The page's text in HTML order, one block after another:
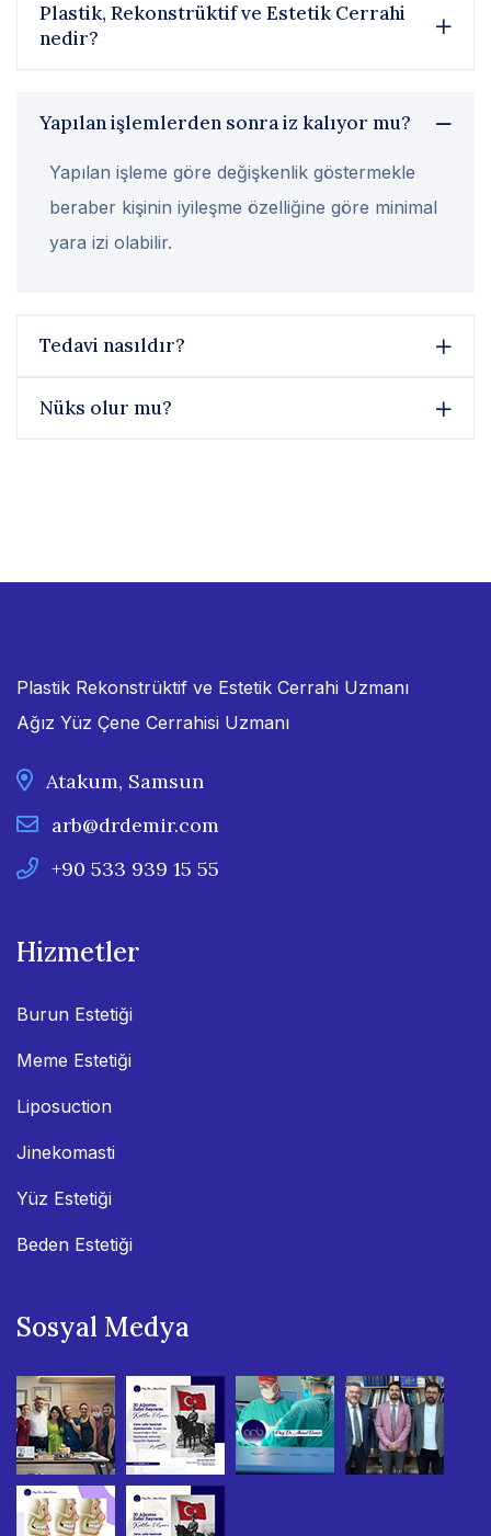
Plastik, Rekonstrüktif ve Estetik Cerrahi
nedir?
Yapılan işlemlerden sonra iz kalıyor mu?
Yapılan işleme göre değişkenlik göstermekle
beraber kişinin iyileşme özelliğine göre minimal
yara izi olabilir.
Tedavi nasıldır?
Nüks olur mu?
Plastik Rekonstrüktif ve Estetik Cerrahi Uzmanı
Ağız Yüz Çene Cerrahisi Uzmanı
Atakum, Samsun
arb@drdemir.com
+90 533 939 15 55
Hizmetler
Burun Estetiği
Meme Estetiği
Liposuction
Jinekomasti
Yüz Estetiği
Beden Estetiği
Sosyal Medya